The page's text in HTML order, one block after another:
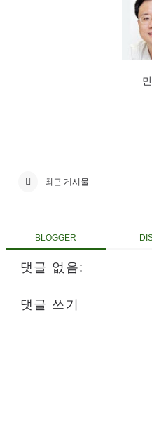
최근 게시물
BLOGGER
댓글 없음:
댓글 쓰기